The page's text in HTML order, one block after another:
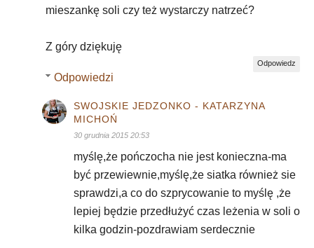
mieszankę soli czy też wystarczy natrzeć?
Z góry dziękuję
Odpowiedz
Odpowiedzi
SWOJSKIE JEDZONKO - KATARZYNA
MICHOŃ
30 grudnia 2015 20:53
myślę,że pończocha nie jest konieczna-ma
być przewiewnie,myślę,że siatka również sie
sprawdzi,a co do szprycowanie to myślę ,że
lepiej będzie przedłużyć czas leżenia w soli o
kilka godzin-pozdrawiam serdecznie